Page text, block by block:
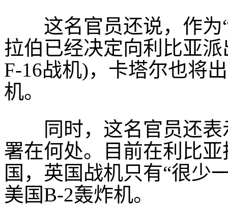
这名官员还说，作为“
拉伯已经决定向利比亚派
F-16战机)，卡塔尔也将
机。
同时，这名官员还表
署在何处。目前在利比
国，英国战机只有“很少
美国B-2轰炸机。